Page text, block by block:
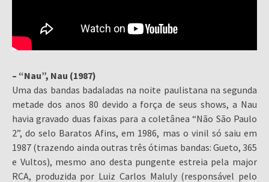
– “Nau”, Nau (1987)
Uma das bandas badaladas na noite paulistana na segunda
metade dos anos 80 devido a força de seus shows, a Nau
havia gravado duas faixas para a coletânea “Não São Paulo
2”, do selo Baratos Afins, em 1986, mas o vinil só saiu em
1987 (trazendo ainda outras três ótimas bandas: Gueto, 365
e Vultos), mesmo ano desta pungente estreia pela major
RCA, produzida por Luiz Carlos Maluly (responsável pelo